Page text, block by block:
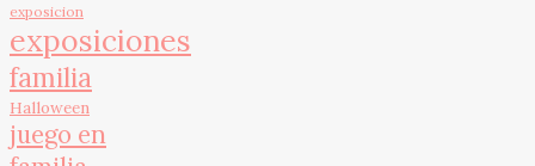
exposicion
exposiciones
familia
Halloween
juego en